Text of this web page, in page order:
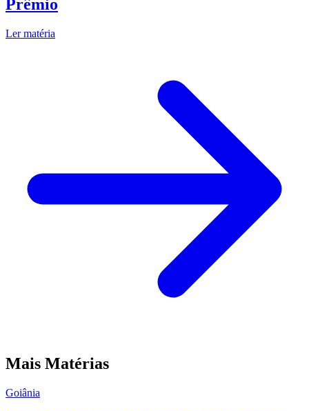
Prêmio
Ler matéria
Mais Matérias
Goiânia